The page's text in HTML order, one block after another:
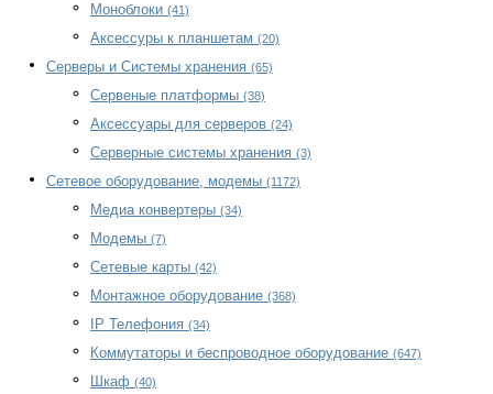
Моноблоки (41)
Аксессуры к планшетам (20)
Серверы и Системы хранения (65)
Сервеные платформы (38)
Аксессуары для серверов (24)
Серверные системы хранения (3)
Сетевое оборудование, модемы (1172)
Медиа конвертеры (34)
Модемы (7)
Сетевые карты (42)
Монтажное оборудование (368)
IP Телефония (34)
Коммутаторы и беспроводное оборудование (647)
Шкаф (40)